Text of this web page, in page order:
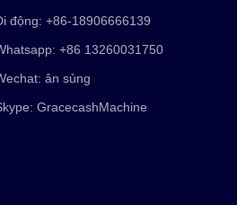
động: +86-18906666139
+86 13260031750
ân sủng
GracecashMachine